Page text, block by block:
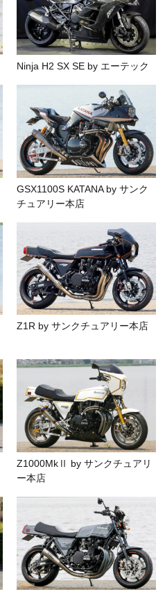
Ninja H2 SX SE by エーテック
GSX1100S KATANA by サンク
チュアリー本店
Z1R by サンクチュアリー本店
Z1000MkⅡ by サンクチュアリ
ー本店